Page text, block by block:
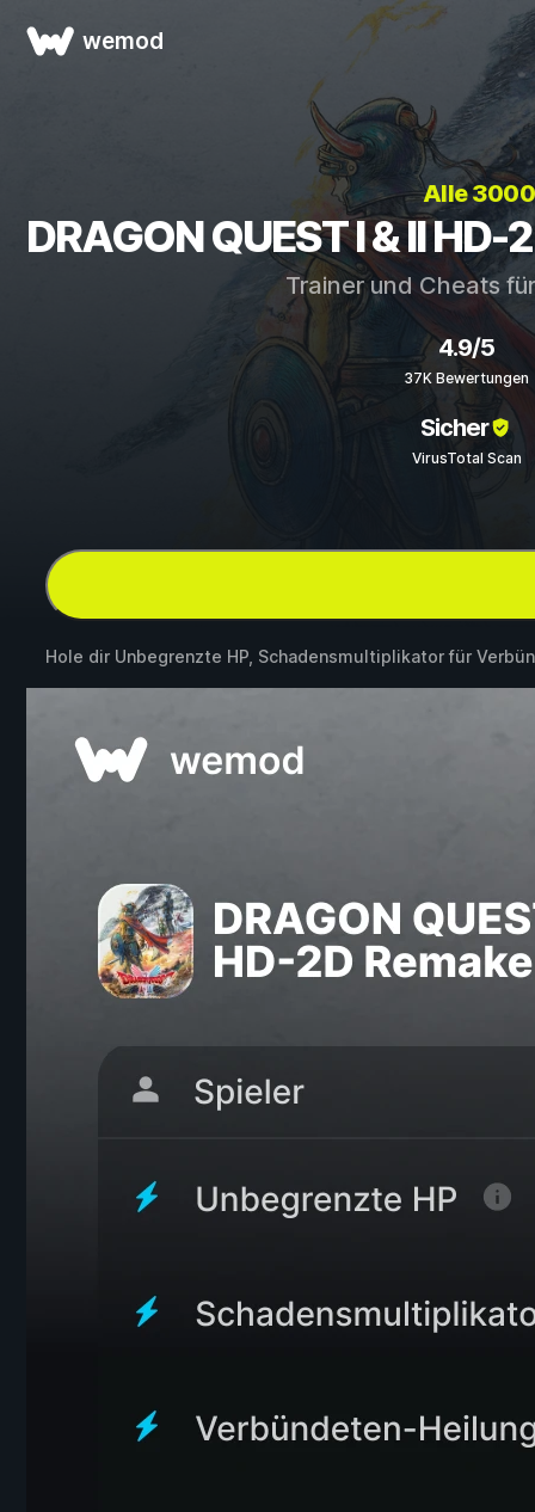
wemod
Alle
DRAGON QUEST I & II
Trainer und Cheats
4.9/5
37K Bewertungen
Sicher
VirusTotal Scan
Hole dir Unbegrenzte HP, Schadensmultiplikator für